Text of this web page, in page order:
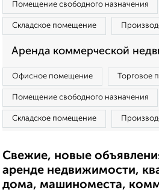
Помещение свободного назначения
Складское помещение
Аренда коммерческой
Офисное помещение Торговое
Помещение свободного назначения
Складское помещение
Свежие, новые
аренде недвижимости,
дома, машиноместа,